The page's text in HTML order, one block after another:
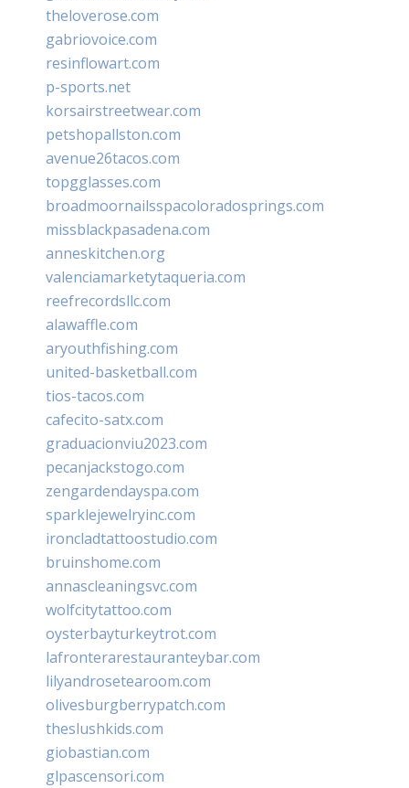
theloverose.com
gabriovoice.com
resinflowart.com
p-sports.net
korsairstreetwear.com
petshopallston.com
avenue26tacos.com
topgglasses.com
broadmoornailsspacoloradosprings.com
missblackpasadena.com
anneskitchen.org
valenciamarketytaqueria.com
reefrecordsllc.com
alawaffle.com
aryouthfishing.com
united-basketball.com
tios-tacos.com
cafecito-satx.com
graduacionviu2023.com
pecanjackstogo.com
zengardendayspa.com
sparklejewelryinc.com
ironcladtattoostudio.com
bruinshome.com
annascleaningsvc.com
wolfcitytattoo.com
oysterbayturkeytrot.com
lafronterarestauranteybar.com
lilyandrosetearoom.com
olivesburgberrypatch.com
theslushkids.com
giobastian.com
glpascensori.com